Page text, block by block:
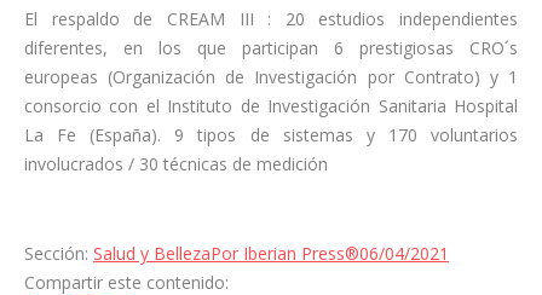
El respaldo de CREAM III : 20 estudios independientes
diferentes, en los que participan 6 prestigiosas CRO´s
europeas (Organización de Investigación por Contrato) y 1
consorcio con el Instituto de Investigación Sanitaria Hospital
La Fe (España). 9 tipos de sistemas y 170 voluntarios
involucrados / 30 técnicas de medición
Sección: Salud y BellezaPor Iberian Press®06/04/2021
Compartir este contenido: